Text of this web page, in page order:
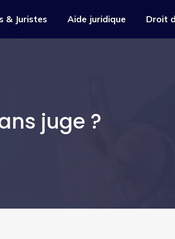
& Juristes Aide juridique Droit
juge ?